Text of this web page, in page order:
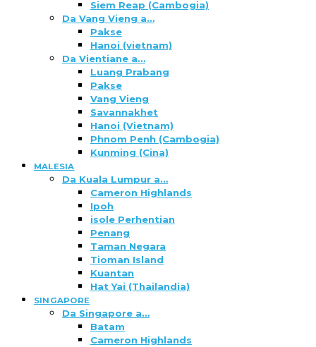
Siem Reap (Cambogia)
Da Vang Vieng a…
Pakse
Hanoi (vietnam)
Da Vientiane a…
Luang Prabang
Pakse
Vang Vieng
Savannakhet
Hanoi (Vietnam)
Phnom Penh (Cambogia)
Kunming (Cina)
MALESIA
Da Kuala Lumpur a…
Cameron Highlands
Ipoh
isole Perhentian
Penang
Taman Negara
Tioman Island
Kuantan
Hat Yai (Thailandia)
SINGAPORE
Da Singapore a…
Batam
Cameron Highlands